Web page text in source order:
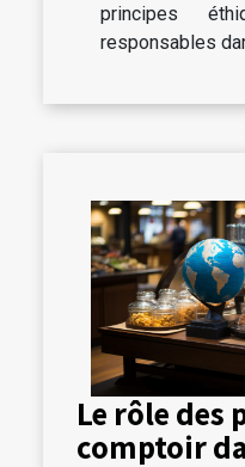
principes
responsables
Le rôle des
comptoir